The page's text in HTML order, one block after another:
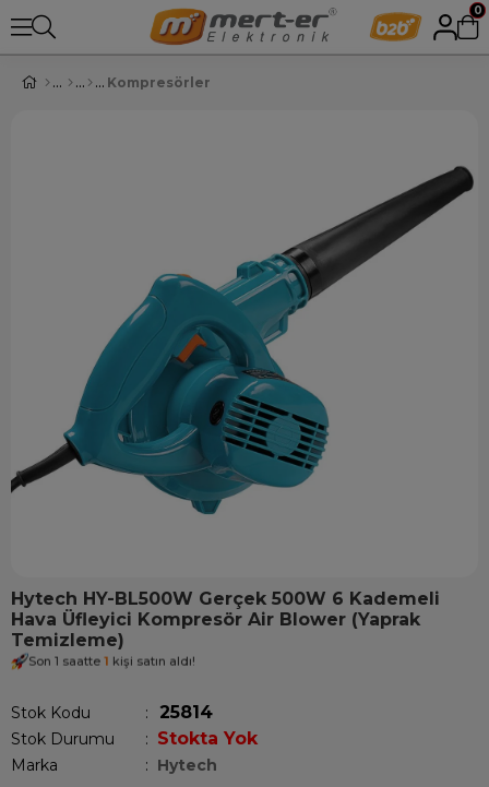
0
Kompresörler
Hytech HY-BL500W Gerçek 500W 6 Kademeli
Hava Üfleyici Kompresör Air Blower (Yaprak
Temizleme)
Son 1 saatte 1 kişi satın aldı!
Stok Kodu 25814
Stok Durumu : Stokta Yok
Marka : Hytech